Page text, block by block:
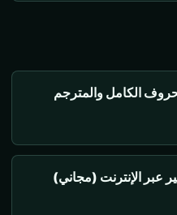
الكامل والمترجم
الإنترنت (مجاني)